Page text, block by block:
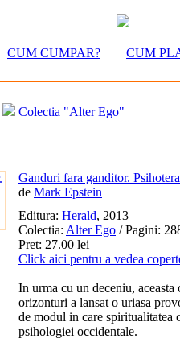
CUM CUMPAR? CUM
Colectia "Alter Ego"
Ganduri fara ganditor.
de Mark Epstein
Editura: Herald, 2013
Colectia: Alter Ego / Pagini:
Pret: 27.00 lei
Click aici pentru a vedea
In urma cu un deceniu, aceasta
orizonturi a lansat o uriasa
de modul in care spiritualitatea
psihologiei occidentale.